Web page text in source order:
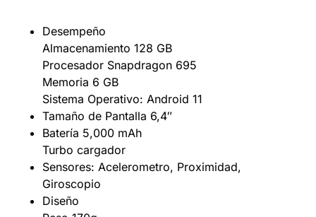
Desempeño
Almacenamiento 128 GB
Procesador Snapdragon 695
Memoria 6 GB
Sistema Operativo: Android 11
Tamaño de Pantalla 6,4″
Batería 5,000 mAh
Turbo cargador
Sensores: Acelerometro, Proximidad,
Giroscopio
Diseño